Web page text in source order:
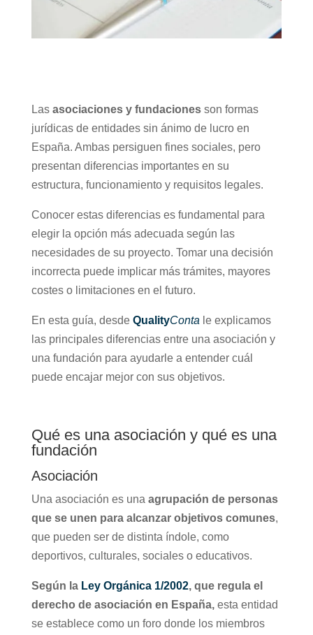
Las asociaciones y fundacionesson formas
jurídicas de entidades sin ánimo de lucro en
España. Ambas persiguen fines sociales, pero
presentan diferencias importantes en su
estructura, funcionamiento y requisitos legales.
Conocer estas diferencias es fundamental para
elegir la opción más adecuada según las
necesidades de su proyecto. Tomar una decisión
incorrecta puede implicar más trámites, mayores
costes o limitaciones en el futuro.
En esta guía, desde QualityConta le explicamos
las principales diferencias entre una asociación y
una fundación para ayudarle a entender cuál
puede encajar mejor con sus objetivos.
Qué es una asociación y qué es una
fundación
Asociación
Una asociación es una agrupación de personas
que se unen para alcanzar objetivos comunes,
que pueden ser de distinta índole, como
deportivos, culturales, sociales o educativos.
Según la Ley Orgánica 1/2002, que regula el
derecho de asociación en España,esta entidad
se establece como un foro donde los miembros